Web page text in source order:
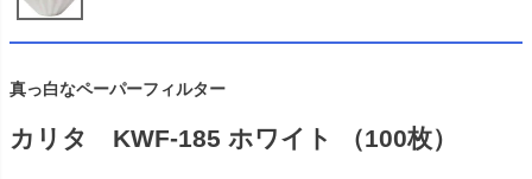
真っ白なペーパーフィルター
カリタ KWF-185 ホワイト （100枚）